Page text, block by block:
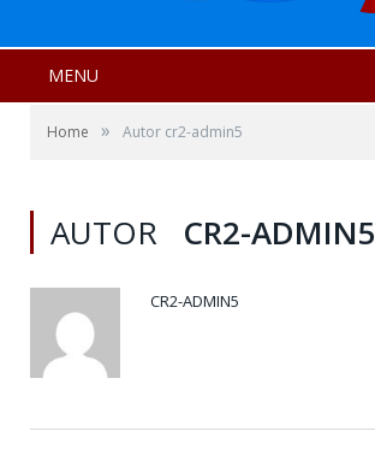
MENU
Home » Autor cr2-admin5
AUTOR CR2-ADMIN5
CR2-ADMIN5